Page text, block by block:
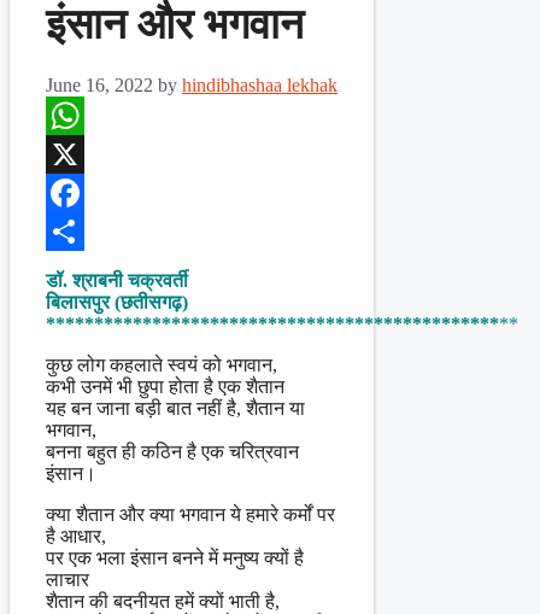
इंसान और भगवान
June 16, 2022 by hindibhashaa lekhak
WhatsApp
X
Facebook
Share
डॉ. श्राबनी चक्रवर्ती
बिलासपुर (छतीसगढ़)
*************************************************
कुछ लोग कहलाते स्वयं को भगवान,
कभी उनमें भी छुपा होता है एक शैतान
यह बन जाना बड़ी बात नहीं है, शैतान या
भगवान,
बनना बहुत ही कठिन है एक चरित्रवान
इंसान।
क्या शैतान और क्या भगवान ये हमारे कर्मों पर
है आधार,
पर एक भला इंसान बनने में मनुष्य क्यों है
लाचार
शैतान की बदनीयत हमें क्यों भाती है,